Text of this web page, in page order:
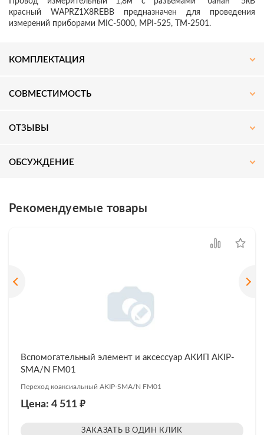
красный WAPRZ1X8REBB предназначен для проведения
измерений приборами MIC-5000, MPI-525, ТМ-2501.
КОМПЛЕКТАЦИЯ
СОВМЕСТИМОСТЬ
ОТЗЫВЫ
ОБСУЖДЕНИЕ
Рекомендуемые товары
Вспомогательный элемент и аксессуар АКИП AKIP-
SMA/N FM01
Переход коаксиальный AKIP-SMA/N FM01
Цена: 4 511 ₽
ЗАКАЗАТЬ В ОДИН КЛИК